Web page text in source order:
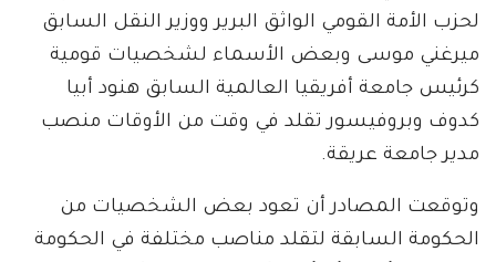
لحزب الأمة القومي الواثق البرير ووزير النقل السابق
ميرغني موسى وبعض الأسماء لشخصيات قومية
كرئيس جامعة أفريقيا العالمية السابق هنود أبيا
كدوف وبروفيسور تقلد في وقت من الأوقات منصب
مدير جامعة عريقة.
وتوقعت المصادر أن تعود بعض الشخصيات من
الحكومة السابقة لتقلد مناصب مختلفة في الحكومة